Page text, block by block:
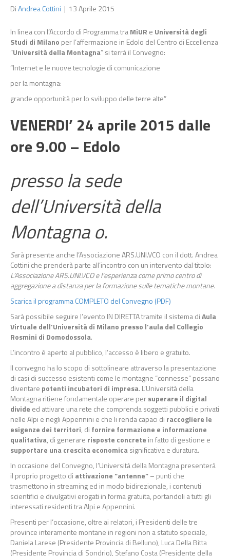
DiAndrea Cottini | 13 Aprile 2015
In linea con l’Accordo di Programma traMiUR e Università degli
Studi di Milano per l’affermazione in Edolo del Centro di Eccellenza
“Università della Montagna” si terrà il Convegno:
“Internet e le nuove tecnologie di comunicazione
per la montagna:
grande opportunità per lo sviluppo delle terre alte”
VENERDI’ 24 aprile 2015 dalle
ore 9.00 – Edolo
presso la sede
dell’Università della
Montagna o.
Sarà presente anche l’Associazione ARS.UNI.VCO con il dott. Andrea
Cottini che prenderà parte all’incontro con un intervento dal titolo:
L’Associazione ARS.UNI.VCO e l’esperienza come primo centro di
aggregazione a distanza per la formazione sulle tematiche montane.
Scarica il programma COMPLETO del Convegno (PDF)
Sarà possibile seguire l’evento IN DIRETTA tramite il sistema diAula
Virtuale dell’Università di Milano presso l’aula del Collegio
Rosmini di Domodossola.
L’incontro è aperto al pubblico, l’accesso è libero e gratuito.
Il convegno ha lo scopo di sottolineare attraverso la presentazione
di casi di successo esistenti come le montagne “connesse” possano
diventare potenti incubatori di impresa. L’Università della
Montagna ritiene fondamentale operare persuperare il digital
divide ed attivare una rete che comprenda soggetti pubblici e privati
nelle Alpi e negli Appennini e che li renda capaci di raccogliere le
esigenze dei territori, di fornire formazione e informazione
qualitativa, di generare risposte concrete in fatto di gestione e
supportare una crescita economicasignificativa e duratura.
In occasione del Convegno, l’Università della Montagna presenterà
il proprio progetto di attivazione “antenne”– punti che
trasmettono in streaming ed in modo bidirezionale, i contenuti
scientifici e divulgativi erogati in forma gratuita, portandoli a tutti gli
interessati residenti tra Alpi e Appennini.
Presenti per l’occasione, oltre ai relatori, i Presidenti delle tre
province interamente montane in regioni non a statuto speciale,
Daniela Larese (Presidente Provincia di Belluno), Luca Della Bitta
(Presidente Provincia di Sondrio), Stefano Costa (Presidente della